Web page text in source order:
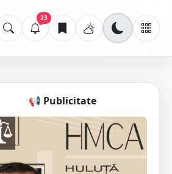
23
📢 Publicitate